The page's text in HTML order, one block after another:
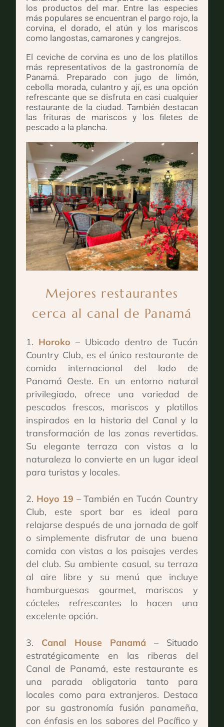
los productos del mar. Entre las especies
más populares se encuentran el pargo rojo, la
corvina, el dorado, el atún y los mariscos
como langostas, camarones y cangrejos.
El ceviche de corvina es uno de los platillos
más representativos de la gastronomía de
Panamá. Preparado con jugo de limón,
cebolla morada, culantro y ají, es una opción
refrescante que se disfruta en casi cualquier
restaurante de la ciudad. También destacan
las frituras de mariscos y los filetes de
pescado a la plancha.
Mejores restaurantes
cerca al canal de Panamá
Horoko – Ubicado dentro de Tucán
Country Club, es el único restaurante de
comida internacional del lado de
Panamá Oeste. En un entorno natural
privilegiado, ofrece una variedad de
pescados frescos, mariscos y platillos
inspirados en la historia del Canal y la
transformación de las zonas revertidas.
Su elegante terraza con vistas a la
naturaleza lo convierte en un lugar ideal
para turistas y locales.
Hoyo 19 – También en Tucán Country
Club, este sport bar es ideal para
relajarse después de una jornada de golf
o simplemente disfrutar de una buena
comida con vistas a los paisajes verdes
del club. Su ambiente casual, su terraza
al aire libre y su menú que incluye
hamburguesas gourmet, mariscos y
cócteles refrescantes lo hacen una
excelente opción.
Canal House Panamá
– Situado
estratégicamente en las riberas del
Canal de Panamá, este restaurante es
una parada obligatoria tanto para
locales como para extranjeros. Destaca
por su gastronomía fusión panameña,
con énfasis en los sabores del Pacífico y